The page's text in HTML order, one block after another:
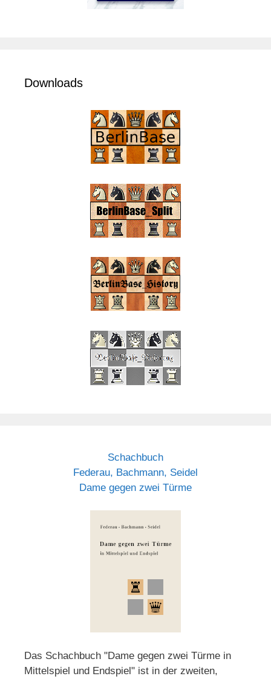
Downloads
Schachbuch
Federau, Bachmann, Seidel
Dame gegen zwei Türme
Das Schachbuch "Dame gegen zwei Türme in
Mittelspiel und Endspiel" ist in der zweiten,